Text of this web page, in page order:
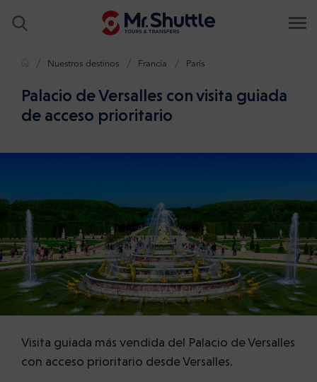
InicioNuestros destinos Francia París
Palacio de Versalles con visita guiada
de acceso prioritario
Visita guiada más vendida del Palacio de Versalles
con acceso prioritario desde Versalles.